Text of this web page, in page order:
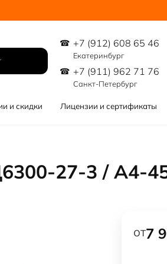
+7 (912) 608 65 46
Екатеринбург
+7 (911) 962 71 76
Санкт-Петербург
и скидки Лицензии и сертификаты
27-3 / А4-
от7